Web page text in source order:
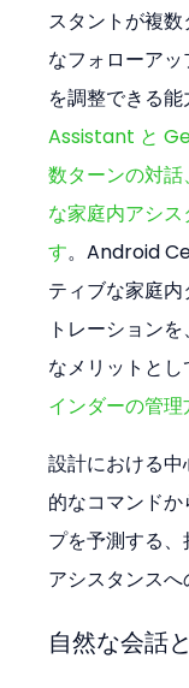
スタントが複
なフォローア
を調整できる
Assistant と
数ターンの対
な家庭内アシ
す。Android
ティブな家庭
トレーション
なメリットと
インダーの管
設計における
的なコマンド
プを予測する
アシスタンスへ
自然な会話